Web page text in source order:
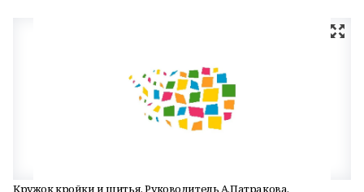
Кружок кройки и шитья. Руководитель А.Патракова.